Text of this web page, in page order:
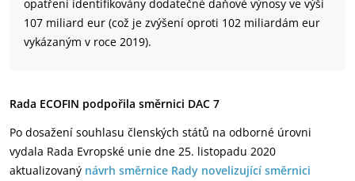
opatření identifikovány dodatečné daňové výnosy ve výši
107 miliard eur (což je zvýšení oproti 102 miliardám eur
vykázaným v roce 2019).
Rada ECOFIN podpořila směrnici DAC 7
Po dosažení souhlasu členských států na odborné úrovni
vydala Rada Evropské unie dne 25. listopadu 2020
aktualizovaný návrh směrnice Rady novelizující směrnici